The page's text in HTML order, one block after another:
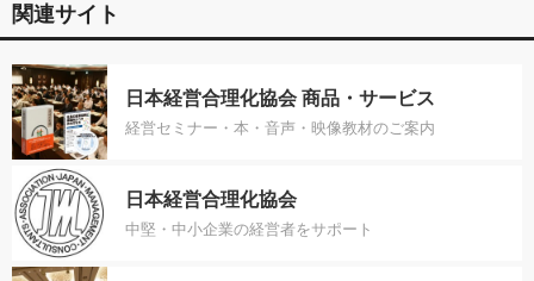
関連サイト
日本経営合理化協会 商品・サービス
経営セミナー・本・音声・映像教材のご案内
日本経営合理化協会
中堅・中小企業の経営者をサポート